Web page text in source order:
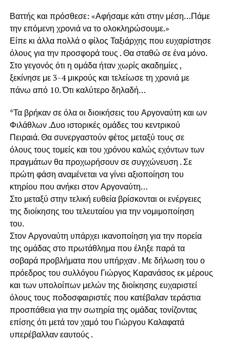
Βαττής και πρόσθεσε: «Αφήσαμε κάτι στην μέση…Πάμε
την επόμενη χρονιά να το ολοκληρώσουμε.»
Είπε κι άλλα πολλά ο φίλος Ταξιάρχης που ευχαρίστησε
όλους για την προσφορά τους . Θα σταθώ σε ένα μόνο.
Στο γεγονός ότι η ομάδα ήταν χωρίς ακαδημίες ,
ξεκίνησε με 3-4 μικρούς και τελείωσε τη χρονιά με
πάνω από 10. Ότι καλύτερο δηλαδή…
*Τα βρήκαν σε όλα οι διοικήσεις του Αργοναύτη και ων
Φιλάθλων .Δυο ιστορικές ομάδες του κεντρικού
Πειραιά. Θα συνεργαστούν φέτος μεταξύ τους σε
όλους τους τομείς και του χρόνου καλώς εχόντων των
πραγμάτων θα προχωρήσουν σε συγχώνευση . Σε
πρώτη φάση αναμένεται να γίνει αξιοποίηση του
κτηρίου που ανήκει στον Αργοναύτη…
Στο μεταξύ στην τελική ευθεία βρίσκονται οι ενέργειες
της διοίκησης του τελευταίου για την νομιμοποίηση
του.
Στον Αργοναύτη υπάρχει ικανοποίηση για την πορεία
της ομάδας στο πρωτάθλημα που έληξε παρά τα
σοβαρά προβλήματα που υπήρχαν . Με δήλωση του ο
πρόεδρος του συλλόγου Γιώργος Καρανάσος εκ μέρους
και των υπολοίπων μελών της διοίκησης ευχαριστεί
όλους τους ποδοσφαιριστές που κατέβαλαν τεράστια
προσπάθεια για την σωτηρία της ομάδας τονίζοντας
επίσης ότι μετά τον χαμό του Γιώργου Καλαφατά
υπερέβαλλαν εαυτούς .